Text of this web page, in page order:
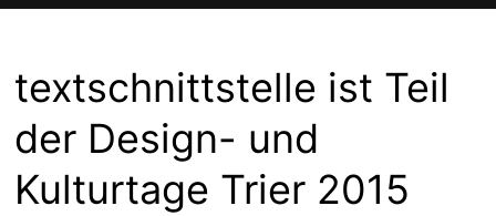
textschnittstelle ist Teil
der Design- und
Kulturtage Trier 2015